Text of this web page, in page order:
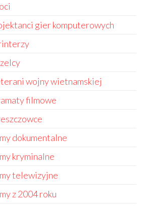
gier komputerowych
wojny wietnamskiej
filmowe
dokumentalne
kryminalne
telewizyjne
z 2004 roku